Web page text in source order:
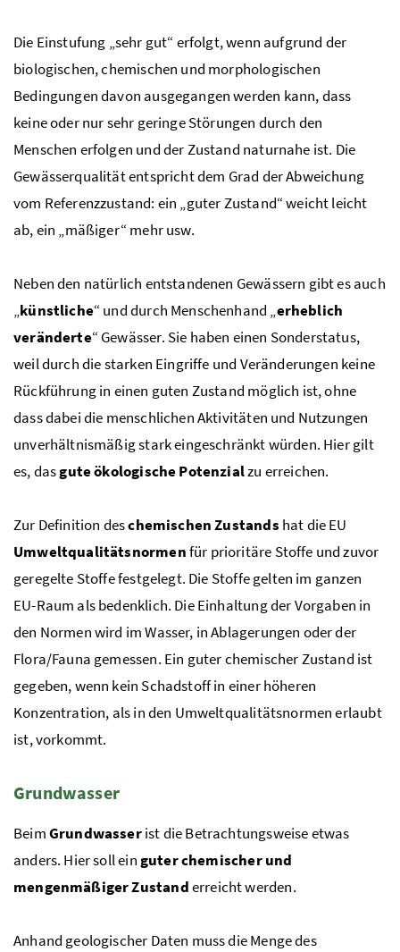
Die Einstufung „sehr gut“ erfolgt, wenn aufgrund der
biologischen, chemischen und morphologischen
Bedingungen davon ausgegangen werden kann, dass
keine oder nur sehr geringe Störungen durch den
Menschen erfolgen und der Zustand naturnahe ist. Die
Gewässerqualität entspricht dem Grad der Abweichung
vom Referenzzustand: ein „guter Zustand“ weicht leicht
ab, ein „mäßiger“ mehrusw.
Neben den natürlich entstandenen Gewässern gibt es auch
„künstliche“ und durch Menschenhand „erheblich
veränderte“ Gewässer. Sie haben einen Sonderstatus,
weil durch die starken Eingriffe und Veränderungen keine
Rückführung in einen guten Zustand möglich ist, ohne
dass dabei die menschlichen Aktivitäten und Nutzungen
unverhältnismäßig stark eingeschränkt würden. Hier gilt
es, dasgute ökologische Potenzialzu erreichen.
Zur Definition deschemischen Zustands hat dieEU
Umweltqualitätsnormenfür prioritäre Stoffe und zuvor
geregelte Stoffe festgelegt. Die Stoffe gelten im ganzen
EU-Raum als bedenklich. Die Einhaltung der Vorgaben in
den Normen wird im Wasser, in Ablagerungen oder der
Flora/Fauna gemessen. Ein guter chemischer Zustand ist
gegeben, wenn kein Schadstoff in einer höheren
Konzentration, als in den Umweltqualitätsnormen erlaubt
ist, vorkommt.
Grundwasser
BeimGrundwasserist die Betrachtungsweise etwas
anders. Hier soll einguter chemischer und
mengenmäßiger Zustanderreicht werden.
Anhand geologischer Daten muss die Menge des